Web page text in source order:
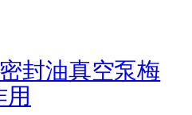
封油真空泵梅
用